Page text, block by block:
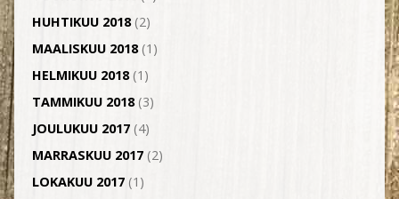
HUHTIKUU 2018(2)
MAALISKUU 2018(1)
HELMIKUU 2018(1)
TAMMIKUU 2018(3)
JOULUKUU 2017(4)
MARRASKUU 2017(2)
LOKAKUU 2017(1)